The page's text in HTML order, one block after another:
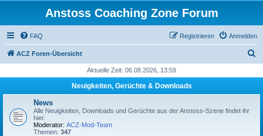
Anstoss Coaching Zone Forum
FAQ Anmelden
Registrieren
ACZ Foren-Übersicht
h
Aktuelle Zeit: 06.08.2026, 13:59
Neuigkeiten, Gerüchte & Downloads
News
Alle Neuigkeiten, Downloads und Gerüchte aus der Anstoss-Szene findet ihr
hier.
Moderator: ACZ-Mod-Team
Themen: 347